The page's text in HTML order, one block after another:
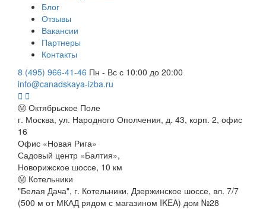
Блог
Отзывы
Вакансии
Партнеры
Контакты
8 (495) 966-41-46 Пн - Вс с 10:00 до 20:00
info@canadskaya-izba.ru
Ⓜ Октябрьское Поле
г. Москва, ул. Народного Ополчения, д. 43, корп. 2, офис
16
Офис «Новая Рига»
Садовый центр «Балтия»,
Новорижское шоссе, 10 км
Ⓜ Котельники
"Белая Дача", г. Котельники, Дзержинское шоссе, вл. 7/7
(500 м от МКАД рядом с магазином IKEA) дом №28